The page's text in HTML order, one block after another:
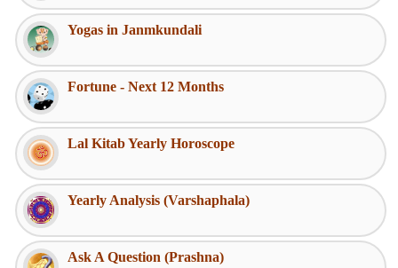
Yogas in Janmkundali
Fortune - Next 12 Months
Lal Kitab Yearly Horoscope
Yearly Analysis (Varshaphala)
Ask A Question (Prashna)